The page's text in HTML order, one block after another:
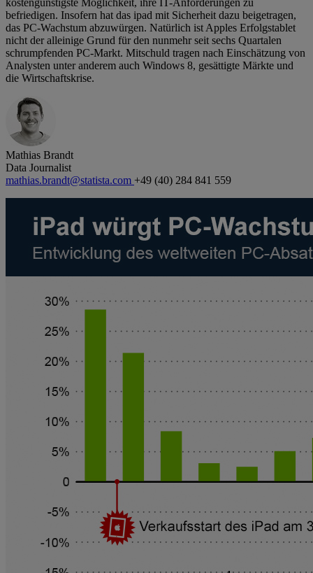
kostengünstigste Möglichkeit, ihre IT-Anforderungen zu
befriedigen. Insofern hat das ipad mit Sicherheit dazu beigetragen,
das PC-Wachstum abzuwürgen. Natürlich ist Apples Erfolgstablet
nicht der alleinige Grund für den nunmehr seit sechs Quartalen
schrumpfenden PC-Markt. Mitschuld tragen nach Einschätzung von
Analysten unter anderem auch Windows 8, gesättigte Märkte und
die Wirtschaftskrise.
Mathias Brandt
Data Journalist
mathias.brandt@statista.com +49 (40) 284 841 559